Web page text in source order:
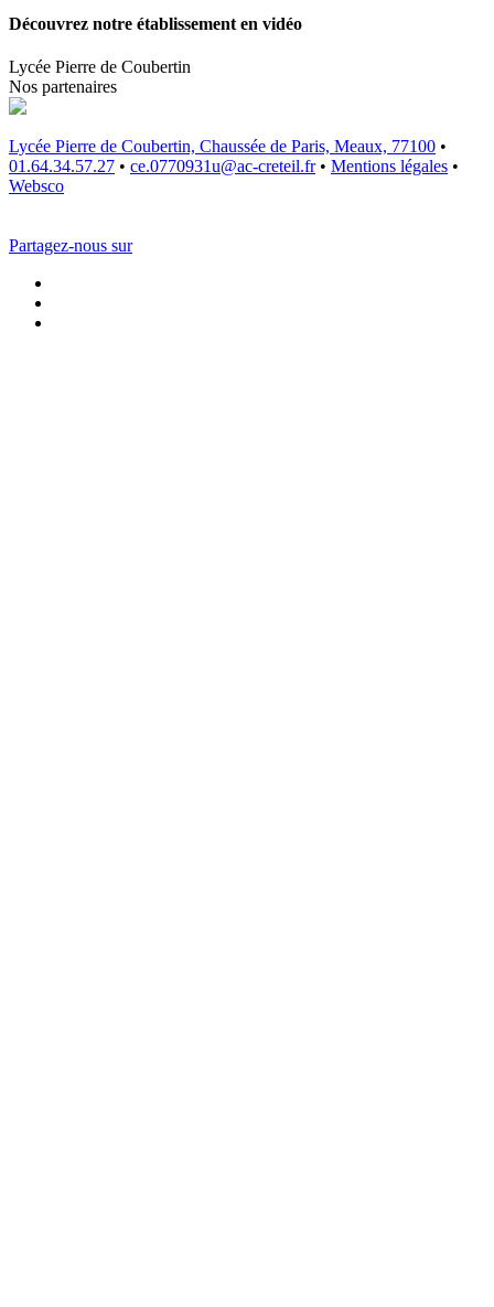
Découvrez notre établissement en vidéo
Lycée Pierre de Coubertin
Nos partenaires
Lycée Pierre de Coubertin, Chaussée de Paris, Meaux, 77100 •
01.64.34.57.27 • ce.0770931u@ac-creteil.fr • Mentions légales •
Websco
Partagez-nous sur